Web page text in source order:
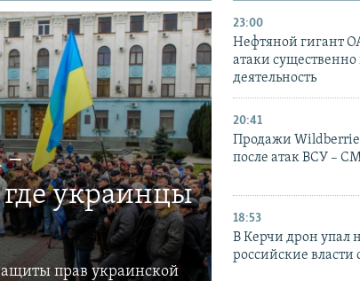
украинцы
прав украинской
23:00
Нефтяной гигант
атаки существенно
деятельность
20:41
Продажи
после атак ВСУ –
18:53
В Керчи дрон упал
российские